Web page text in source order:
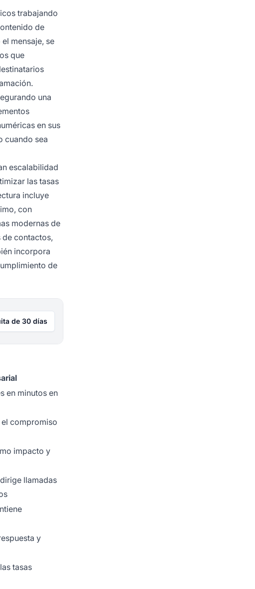
trabajando
de
mensaje, se
que
una
en sus
cuando sea
escalabilidad
las tasas
incluye
con
modernas de
de contactos,
incorpora
de
de 30 días
en minutos en
compromiso
impacto y
llamadas
y
tasas